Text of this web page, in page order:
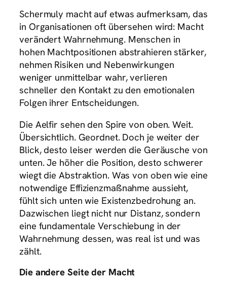
Schermuly macht auf etwas aufmerksam, das
in Organisationen oft übersehen wird: Macht
verändert Wahrnehmung. Menschen in
hohen Machtpositionen abstrahieren stärker,
nehmen Risiken und Nebenwirkungen
weniger unmittelbar wahr, verlieren
schneller den Kontakt zu den emotionalen
Folgen ihrer Entscheidungen.
Die Aelfir sehen den Spire von oben. Weit.
Übersichtlich. Geordnet. Doch je weiter der
Blick, desto leiser werden die Geräusche von
unten. Je höher die Position, desto schwerer
wiegt die Abstraktion. Was von oben wie eine
notwendige Effizienzmaßnahme aussieht,
fühlt sich unten wie Existenzbedrohung an.
Dazwischen liegt nicht nur Distanz, sondern
eine fundamentale Verschiebung in der
Wahrnehmung dessen, was real ist und was
zählt.
Die andere Seite der Macht